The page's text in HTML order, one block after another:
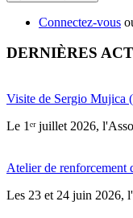
Connectez-vous
DERNIÈRES
Visite de Sergio Mujica
Le 1ᵉʳ juillet 2026,
Atelier de renforcement
Les 23 et 24 juin 2026,